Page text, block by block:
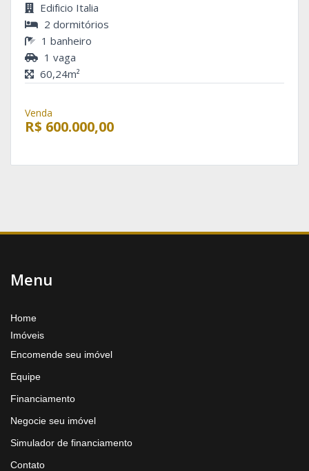
Edificio Italia
2 dormitórios
1 banheiro
1 vaga
60,24m²
Venda
R$ 600.000,00
Menu
Home
Imóveis
Encomende seu imóvel
Equipe
Financiamento
Negocie seu imóvel
Simulador de financiamento
Contato